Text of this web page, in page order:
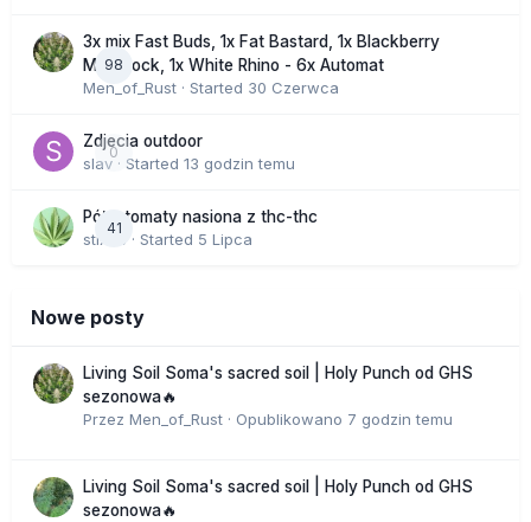
98
3x mix Fast Buds, 1x Fat Bastard, 1x Blackberry
Moonrock, 1x White Rhino - 6x Automat
Men_of_Rust · Started 30 Czerwca
0
Zdjecia outdoor
slav· Started 13 godzin temu
41
Półautomaty nasiona z thc-thc
stix33
· Started 5 Lipca
Nowe posty
Living Soil Soma's sacred soil | Holy Punch od GHS
sezonowa🔥
Przez Men_of_Rust · Opublikowano 7 godzin temu
Living Soil Soma's sacred soil | Holy Punch od GHS
sezonowa🔥